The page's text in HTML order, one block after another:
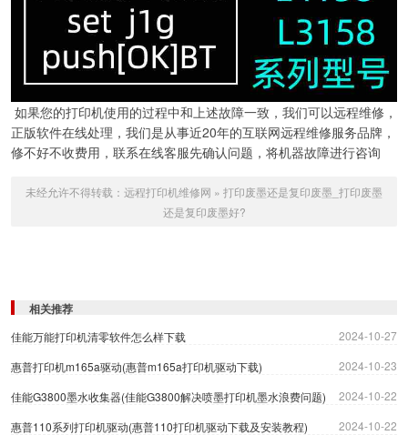
如果您的打印机使用的过程中和上述故障一致，我们可以远程维修，
正版软件在线处理，我们是从事近20年的互联网远程维修服务品牌，
修不好不收费用，联系在线客服先确认问题，将机器故障进行咨询
未经允许不得转载： 远程打印机维修网 » 打印废墨还是复印废墨_打印废墨
还是复印废墨好?
相关推荐
佳能万能打印机清零软件怎么样下载
2024-10-27
惠普打印机m165a驱动(惠普m165a打印机驱动下载)
2024-10-23
佳能G3800墨水收集器(佳能G3800解决喷墨打印机墨水浪费问题)
2024-10-22
惠普110系列打印机驱动(惠普110打印机驱动下载及安装教程)
2024-10-22